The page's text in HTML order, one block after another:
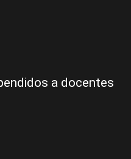
a docentes